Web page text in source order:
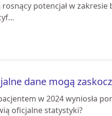
potencjał w
dane mogą
w 2024 wyniosła
oficjalne statystyki?